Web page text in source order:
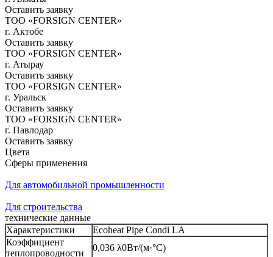
Оставить заявку
ТОО «FORSIGN CENTER»
г. Актобе
Оставить заявку
ТОО «FORSIGN CENTER»
г. Атырау
Оставить заявку
ТОО «FORSIGN CENTER»
г. Уральск
Оставить заявку
ТОО «FORSIGN CENTER»
г. Павлодар
Оставить заявку
Цвета
Сферы применения
Для автомобильной промышленности
Для строительства
технические данные
Характеристики
Ecoheat Pipe Condi LA
Коэффициент
теплопроводности
0,036 λ0Вт/(м·°С)